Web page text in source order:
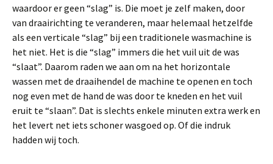
waardoor er geen “slag” is. Die moet je zelf maken, door
van draairichting te veranderen, maar helemaal hetzelfde
als een verticale “slag” bij een traditionele wasmachine is
het niet. Het is die “slag” immers die het vuil uit de was
“slaat”. Daarom raden we aan om na het horizontale
wassen met de draaihendel de machine te openen en toch
nog even met de hand de was door te kneden en het vuil
eruit te “slaan”. Dat is slechts enkele minuten extra werk en
het levert net iets schoner wasgoed op. Of die indruk
hadden wij toch.